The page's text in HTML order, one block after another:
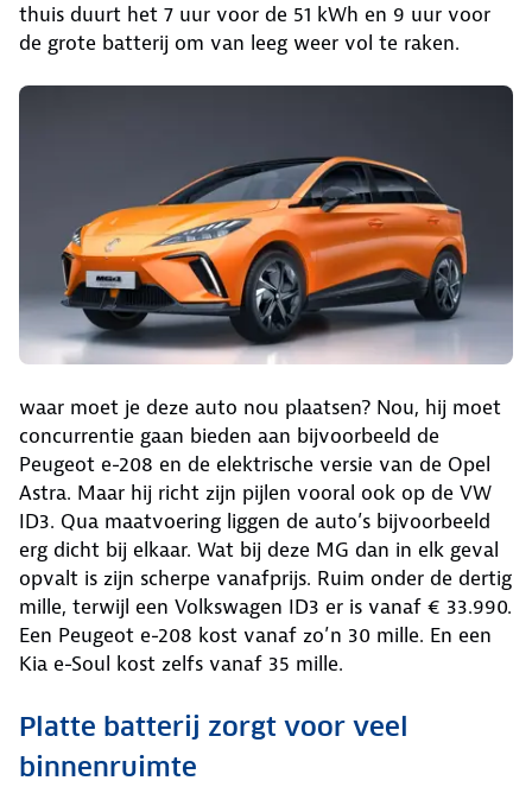
thuis duurt het 7 uur voor de 51 kWh en 9 uur voor
de grote batterij om van leeg weer vol te raken.
waar moet je deze auto nou plaatsen? Nou, hij moet
concurrentie gaan bieden aan bijvoorbeeld de
Peugeot e-208 en de elektrische versie van de Opel
Astra. Maar hij richt zijn pijlen vooral ook op de VW
ID3. Qua maatvoering liggen de auto’s bijvoorbeeld
erg dicht bij elkaar. Wat bij deze MG dan in elk geval
opvalt is zijn scherpe vanafprijs. Ruim onder de dertig
mille, terwijl een Volkswagen ID3 er is vanaf € 33.990.
Een Peugeot e-208 kost vanaf zo’n 30 mille. En een
Kia e-Soul kost zelfs vanaf 35 mille.
Platte batterij zorgt voor veel
binnenruimte